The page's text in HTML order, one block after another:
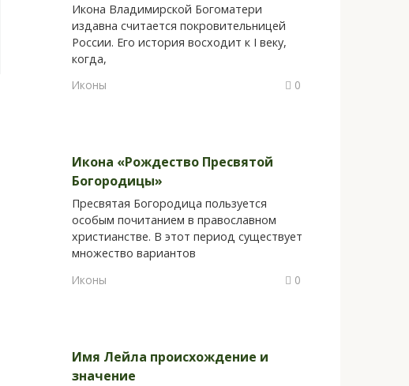
Икона Владимирской Богоматери
издавна считается покровительницей
России. Его история восходит к I веку,
когда,
Иконы
0
Икона «Рождество Пресвятой
Богородицы»
Пресвятая Богородица пользуется
особым почитанием в православном
христианстве. В этот период существует
множество вариантов
Иконы
0
Имя Лейла происхождение и
значение